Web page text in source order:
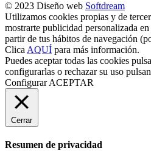
© 2023 Diseño web Softdream
Utilizamos cookies propias y de
mostrarte publicidad personalizada
partir de tus hábitos de navegación
Clica AQUÍ para más información.
Puedes aceptar todas las cookies
configurarlas o rechazar su uso
Configurar ACEPTAR
Cerrar
Resumen de privacidad